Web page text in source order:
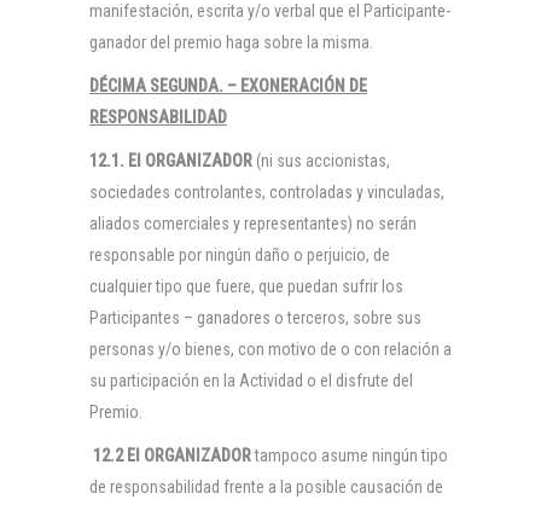
manifestación, escrita y/o verbal que el Participante-
ganador del premio haga sobre la misma.
DÉCIMA SEGUNDA. – EXONERACIÓN DE
RESPONSABILIDAD
12.1. El ORGANIZADOR (ni sus accionistas,
sociedades controlantes, controladas y vinculadas,
aliados comerciales y representantes) no serán
responsable por ningún daño o perjuicio, de
cualquier tipo que fuere, que puedan sufrir los
Participantes – ganadores o terceros, sobre sus
personas y/o bienes, con motivo de o con relación a
su participación en la Actividad o el disfrute del
Premio.
12.2 El ORGANIZADORtampoco asume ningún tipo
de responsabilidad frente a la posible causación de